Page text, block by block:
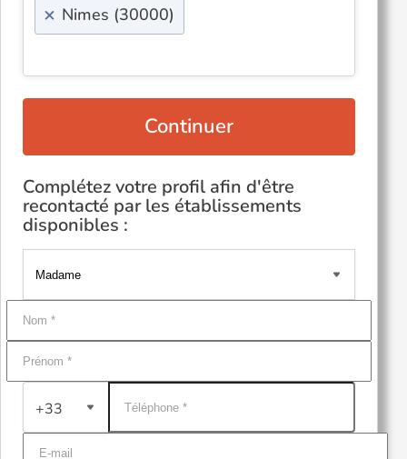
× Nimes (30000)
Continuer
Complétez votre profil afin d'être
recontacté par les établissements
disponibles :
+33